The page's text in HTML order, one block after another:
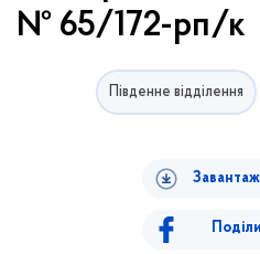
№ 65/172-рп/к
Південне відділення